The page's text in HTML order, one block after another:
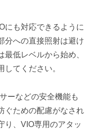
にも対応できるように
分への直接照射は避け
低レベルから始め、
てください。
ーなどの安全機能も
ぐための配慮がなされ
り、VIO専用のアタッ